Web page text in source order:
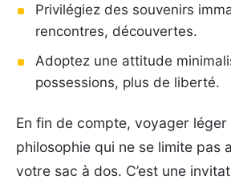
Privilégiez des souvenirs
rencontres, découvertes.
Adoptez une attitude
possessions, plus de liberté.
En fin de compte, voyager léger
philosophie qui ne se limite pas
votre sac à dos. C’est une